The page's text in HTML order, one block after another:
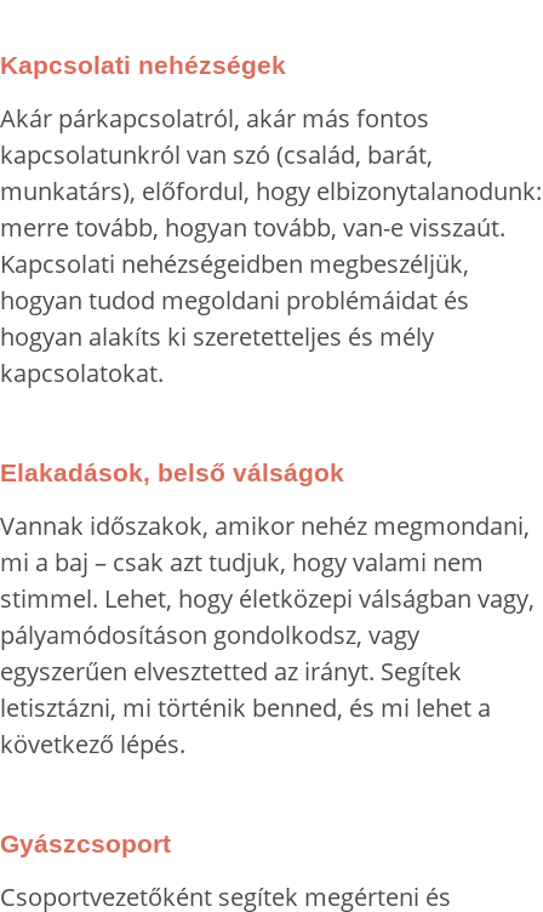
Kapcsolati nehézségek
Akár párkapcsolatról, akár más fontos
kapcsolatunkról van szó (család, barát,
munkatárs), előfordul, hogy elbizonytalanodunk:
merre tovább, hogyan tovább, van-e visszaút.
Kapcsolati nehézségeidben megbeszéljük,
hogyan tudod megoldani problémáidat és
hogyan alakíts ki szeretetteljes és mély
kapcsolatokat.
Elakadások, belső válságok
Vannak időszakok, amikor nehéz megmondani,
mi a baj – csak azt tudjuk, hogy valami nem
stimmel. Lehet, hogy életközepi válságban vagy,
pályamódosításon gondolkodsz, vagy
egyszerűen elvesztetted az irányt. Segítek
letisztázni, mi történik benned, és mi lehet a
következő lépés.
Gyászcsoport
Csoportvezetőként segítek megérteni és